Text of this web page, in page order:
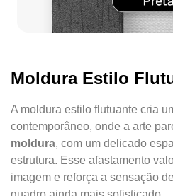
Moldura Estilo
A moldura estilo flutuante cria
contemporâneo, onde a arte
moldura, com um delicado
estrutura. Esse afastamento
imagem e reforça a sensação